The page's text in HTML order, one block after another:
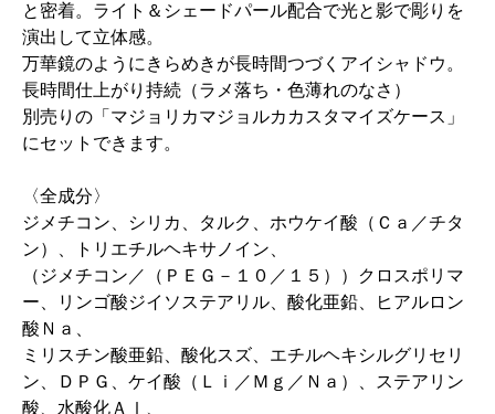
と密着。ライト＆シェードパール配合で光と影で彫りを
演出して立体感。
万華鏡のようにきらめきが長時間つづくアイシャドウ。
長時間仕上がり持続（ラメ落ち・色薄れのなさ）
別売りの「マジョリカマジョルカカスタマイズケース」
にセットできます。
〈全成分〉
ジメチコン、シリカ、タルク、ホウケイ酸（Ｃａ／チタ
ン）、トリエチルヘキサノイン、
（ジメチコン／（ＰＥＧ－１０／１５））クロスポリマ
ー、リンゴ酸ジイソステアリル、酸化亜鉛、ヒアルロン
酸Ｎａ、
ミリスチン酸亜鉛、酸化スズ、エチルヘキシルグリセリ
ン、ＤＰＧ、ケイ酸（Ｌｉ／Ｍｇ／Ｎａ）、ステアリン
酸、水酸化Ａｌ、